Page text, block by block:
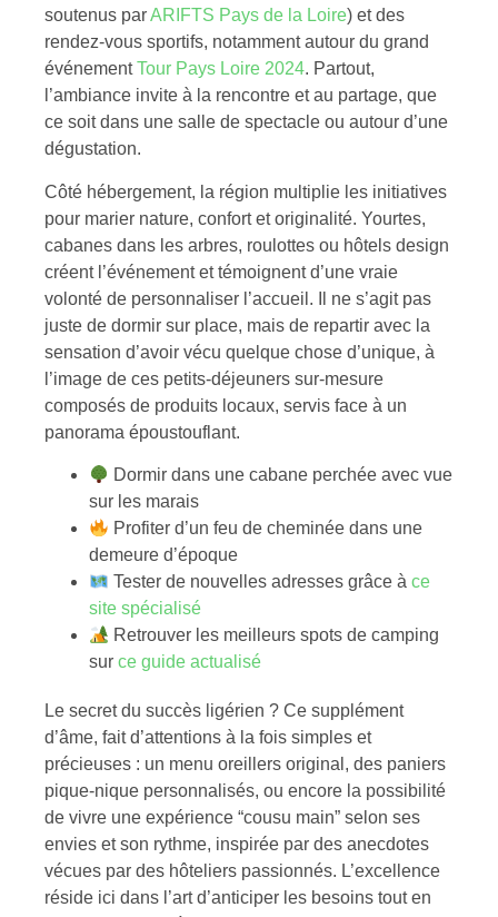
soutenus parARIFTS Pays de la Loire) et des
rendez-vous sportifs, notamment autour du grand
événementTour Pays Loire 2024. Partout,
l’ambiance invite à la rencontre et au partage, que
ce soit dans une salle de spectacle ou autour d’une
dégustation.
Côté hébergement, la région multiplie les initiatives
pour marier nature, confort et originalité. Yourtes,
cabanes dans les arbres, roulottes ou hôtels design
créent l’événement et témoignent d’une vraie
volonté de personnaliser l’accueil. Il ne s’agit pas
juste de dormir sur place, mais de repartir avec la
sensation d’avoir vécu quelque chose d’unique, à
l’image de ces petits-déjeuners sur-mesure
composés de produits locaux, servis face à un
panorama époustouflant.
Dormir dans une cabane perchée avec vue
sur les marais
Profiter d’un feu de cheminée dans une
demeure d’époque
Tester de nouvelles adresses grâce àce
site spécialisé
Retrouver les meilleurs spots de camping
sur ce guide actualisé
Le secret du succès ligérien ? Ce supplément
d’âme, fait d’attentions à la fois simples et
précieuses : un menu oreillers original, des paniers
pique-nique personnalisés, ou encore la possibilité
de vivre une expérience “cousu main” selon ses
envies et son rythme, inspirée par des anecdotes
vécues par des hôteliers passionnés. L’excellence
réside ici dans l’art d’anticiper les besoins tout en